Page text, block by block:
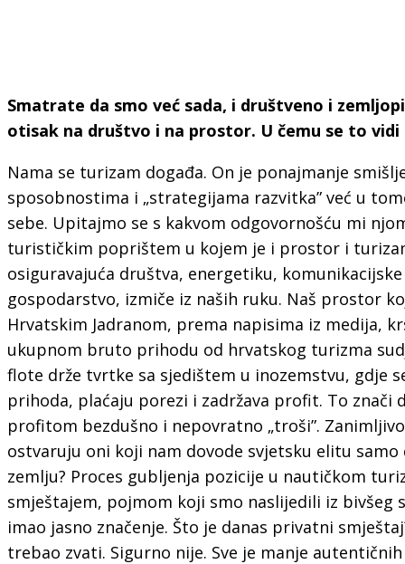
Smatrate da smo već sada, i društveno i
otisak na društvo i na prostor. U čemu se to
Nama se turizam događa. On je ponajmanje
sposobnostima i „strategijama razvitka” već u
sebe. Upitajmo se s kakvom odgovornošću mi
turističkim poprištem u kojem je i prostor i
osiguravajuća društva, energetiku,
gospodarstvo, izmiče iz naših ruku. Naš prostor
Hrvatskim Jadranom, prema napisima iz medija,
ukupnom bruto prihodu od hrvatskog turizma
flote drže tvrtke sa sjedištem u inozemstvu, gdje
prihoda, plaćaju porezi i zadržava profit. To
profitom bezdušno i nepovratno „troši”.
ostvaruju oni koji nam dovode svjetsku elitu
zemlju? Proces gubljenja pozicije u nautičkom
smještajem, pojmom koji smo naslijedili iz bivšeg
imao jasno značenje. Što je danas privatni
trebao zvati. Sigurno nije. Sve je manje